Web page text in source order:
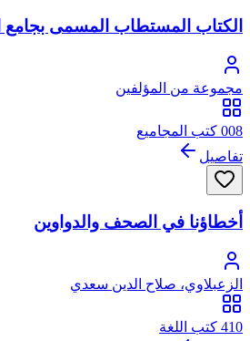
الكتاب المستطاب المسمى بجامع
مجموعة من المؤلفين
008 كتب المجاميع
تفاصيل
أخطاؤنا في الصحف والدواوين
الزعبلاوي، صلاح الدين سعدي
410 كتب اللغة